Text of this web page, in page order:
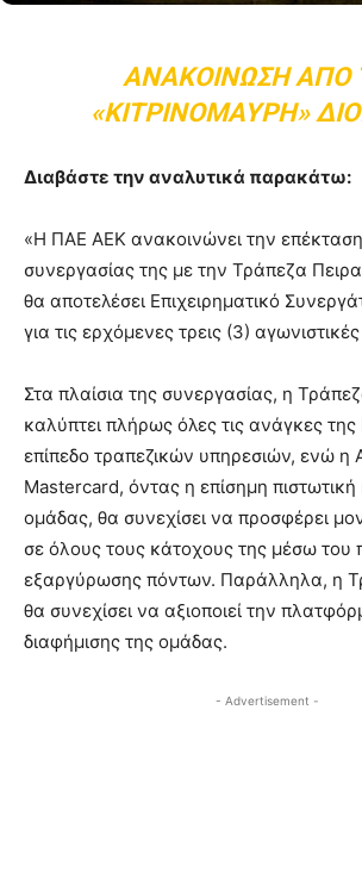
ΑΝΑΚΟΊΝΩΣΗ ΑΠΌ
«ΚΙΤΡΙΝΌΜΑΥΡΗ»
Διαβάστε την αναλυτικά παρακάτω:
«H ΠΑΕ ΑΕΚ ανακοινώνει την
συνεργασίας της με την Τράπεζα
θα αποτελέσει Επιχειρηματικό
για τις ερχόμενες τρεις (3)
Στα πλαίσια της συνεργασίας, η
καλύπτει πλήρως όλες τις ανάγκες
επίπεδο τραπεζικών υπηρεσιών, ενώ η
Mastercard, όντας η επίσημη
ομάδας, θα συνεχίσει να προσφέρει
σε όλους τους κάτοχους της μέσω του
εξαργύρωσης πόντων. Παράλληλα, η
θα συνεχίσει να αξιοποιεί την
διαφήμισης της ομάδας.
- Advertisement -